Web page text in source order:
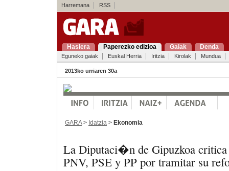
Harremana RSS
Hasiera Paperezko edizioa Gaiak Denda
Eguneko gaiak Euskal Herria Iritzia Kirolak Mundua
2013ko urriaren 30a
GARA> Idatzia > Ekonomia
La Diputaci�n de Gipuzkoa critica
PNV, PSE y PP por tramitar su